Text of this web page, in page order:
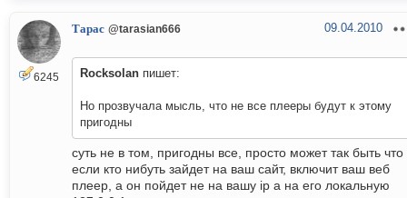
6245
Тарас @tarasian666 09.04.2010
Rocksolan пишет:
Но прозвучала мысль, что не все плееры будут к этому
пригодны
суть не в том, пригодны все, просто может так быть что
если кто нибуть зайдет на ваш сайт, включит ваш веб
плеер, а он пойдет не на вашу ip а на его локальную